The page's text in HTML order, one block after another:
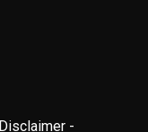
Disclaimer -